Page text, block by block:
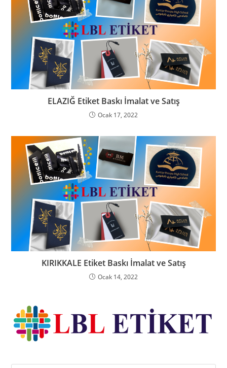
ELAZIĞ Etiket Baskı İmalat ve Satış
Ocak 17, 2022
KIRIKKALE Etiket Baskı İmalat ve Satış
Ocak 14, 2022